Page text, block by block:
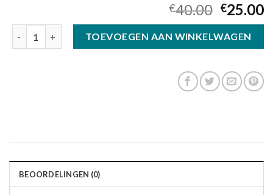
€40.00 €25.00
TOEVOEGEN AAN WINKELWAGEN
BEOORDELINGEN (0)